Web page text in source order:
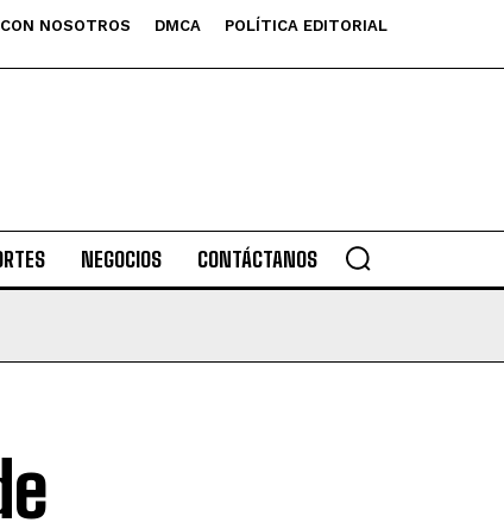
NOSOTROS DMCA
POLÍTICA EDITORIAL
NEGOCIOS CONTÁCTANOS